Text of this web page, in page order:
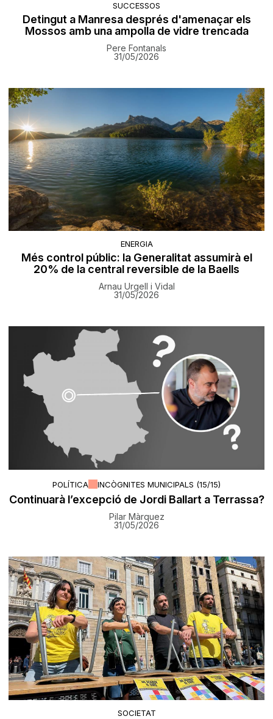
SUCCESSOS
Detingut a Manresa després d'amenaçar els
Mossos amb una ampolla de vidre trencada
Pere Fontanals
31/05/2026
ENERGIA
Més control públic: la Generalitat assumirà el
20% de la central reversible de la Baells
Arnau Urgell i Vidal
31/05/2026
POLÍTICA INCÒGNITES MUNICIPALS (15/15)
Continuarà l’excepció de Jordi Ballart a Terrassa?
Pilar Màrquez
31/05/2026
SOCIETAT